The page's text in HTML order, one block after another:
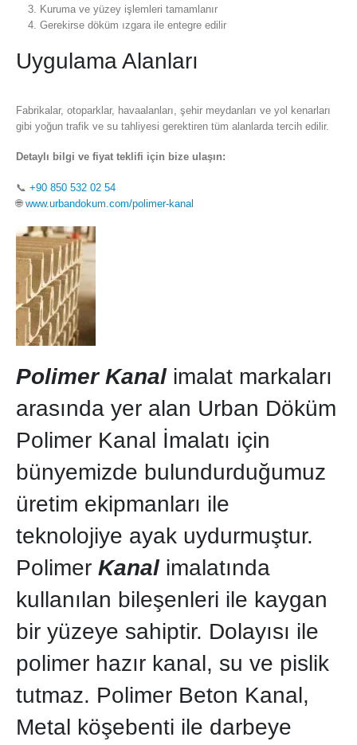
Kuruma ve yüzey işlemleri tamamlanır
Gerekirse döküm ızgara ile entegre edilir
Uygulama Alanları
Fabrikalar, otoparklar, havaalanları, şehir meydanları ve yol kenarları
gibi yoğun trafik ve su tahliyesi gerektiren tüm alanlarda tercih edilir.
Detaylı bilgi ve fiyat teklifi için bize ulaşın:
📞 +90 850 532 02 54
🌐 www.urbandokum.com/polimer-kanal
Polimer Kanal imalat markaları
arasında yer alan Urban Döküm
Polimer Kanal İmalatı için
bünyemizde bulundurduğumuz
üretim ekipmanları ile
teknolojiye ayak uydurmuştur.
Polimer Kanalimalatında
kullanılan bileşenleri ile kaygan
bir yüzeye sahiptir. Dolayısı ile
polimer hazır kanal, su ve pislik
tutmaz. Polimer Beton Kanal,
Metal köşebenti ile darbeye